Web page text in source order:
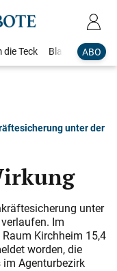
ABO
die Teck Blaulicht
unter der
unter
Im
Kirchheim 15,4
worden, die
im Agenturbezirk